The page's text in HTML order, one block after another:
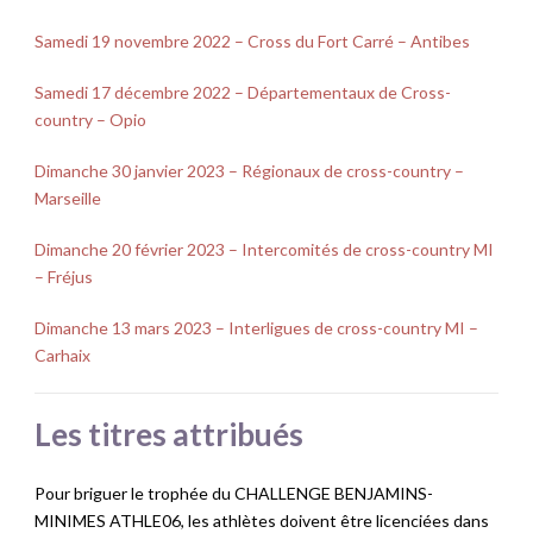
Samedi 19 novembre 2022 – Cross du Fort Carré – Antibes
Samedi 17 décembre 2022 – Départementaux de Cross-
country – Opio
Dimanche 30 janvier 2023 – Régionaux de cross-country –
Marseille
Dimanche 20 février 2023 – Intercomités de cross-country MI
– Fréjus
Dimanche 13 mars 2023 – Interligues de cross-country MI –
Carhaix
Les titres attribués
Pour briguer le trophée du CHALLENGE BENJAMINS-
MINIMES ATHLE06, les athlètes doivent être licenciées dans